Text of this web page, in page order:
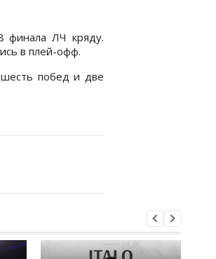
финала ЛЧ кряду.
в плей-офф.
побед и две